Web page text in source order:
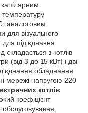
капілярним
аналоговим
для візуального
під'єднання
з котлів
(від 3 до 15 кВт) і дві
обладнання
мережі напругою 220
котлів
коефіцієнт
обслуговування,